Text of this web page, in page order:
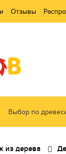
Отзывы
Выбор по
из дерева